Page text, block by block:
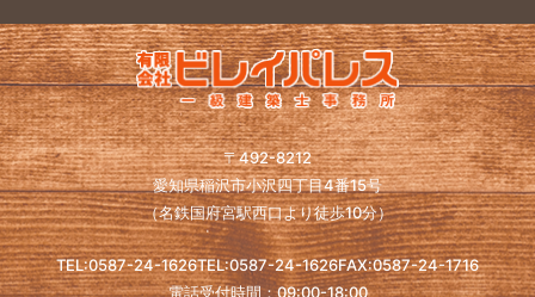
〒492-8212
愛知県稲沢市小沢四丁目4番15号
（名鉄国府宮駅西口より徒歩10分）
TEL:0587-24-1626TEL:0587-24-1626FAX:0587-24-1716
電話受付時間：09:00-18:00